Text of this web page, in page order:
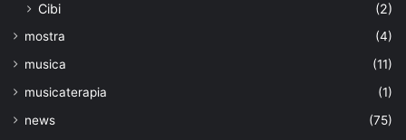
Cibi (2)
mostra
(4)
musica
(11)
musicaterapia
(1)
news
(75)